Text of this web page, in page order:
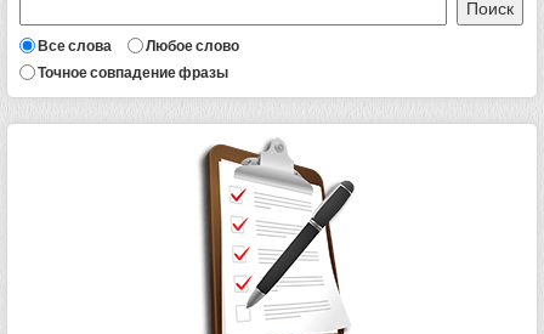
Все слова
Любое слово
Точное совпадение фразы